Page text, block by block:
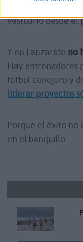
reconocible y
vestuario desde el
Y en Lanzarote no
Hay entrenadores
fútbol conejero y
liderar proyectos
Porque el éxito no
en el banquillo.